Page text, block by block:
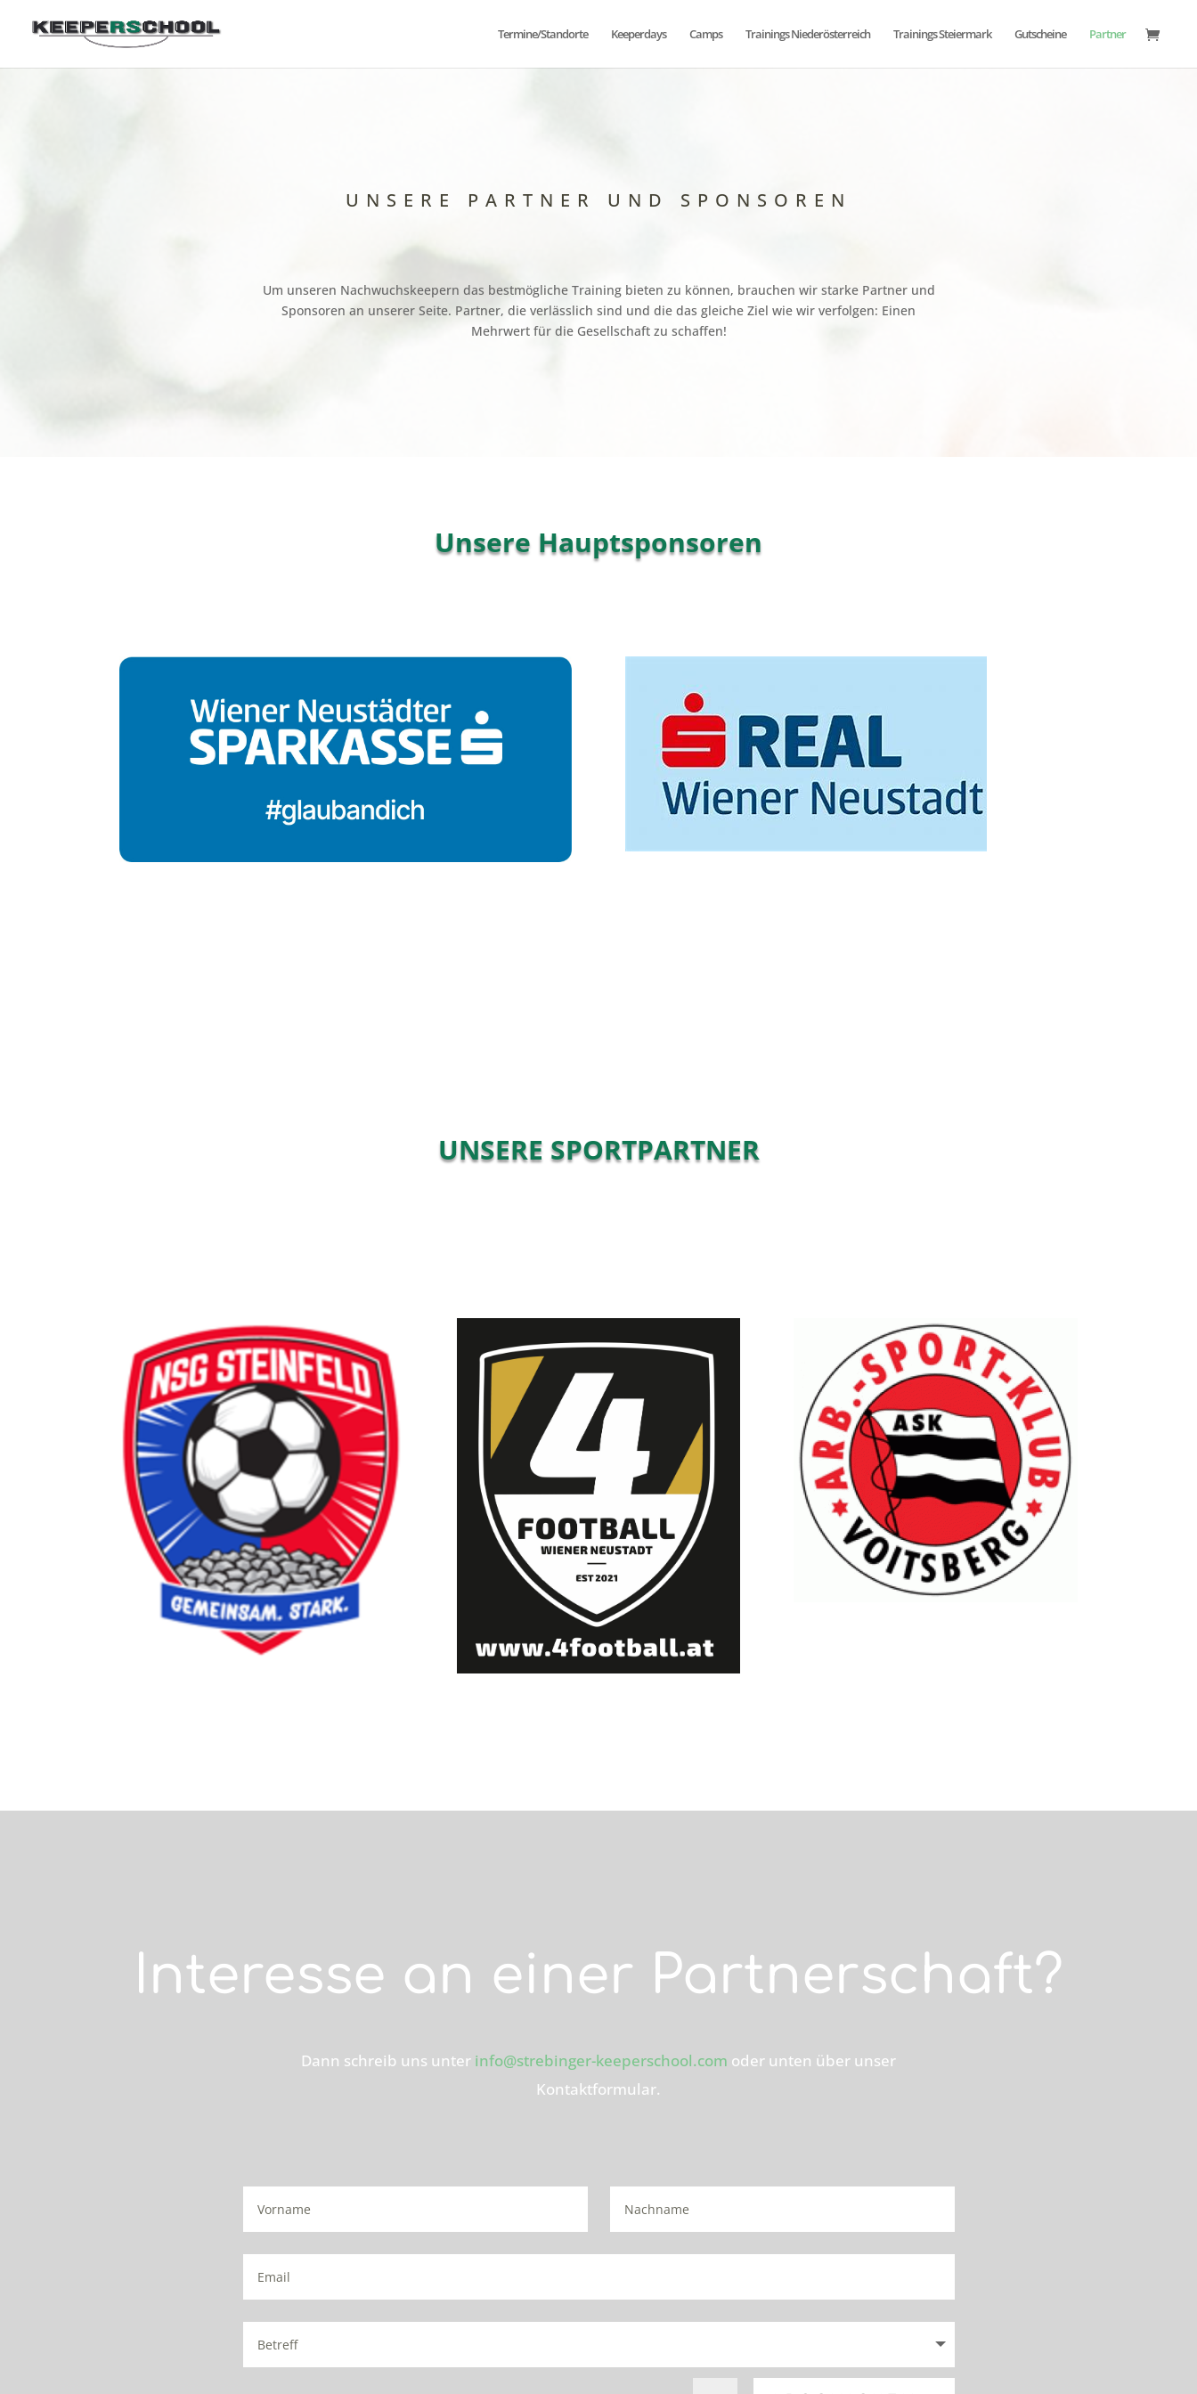
Termine/Standorte Keeperdays Camps Trainings Niederösterreich Trainings Steiermark Gutscheine Partner
UNSERE PARTNER UND SPONSOREN
Um unseren Nachwuchskeepern das bestmögliche Training bieten zu können, brauchen wir starke Partner und
Sponsoren an unserer Seite. Partner, die verlässlich sind und die das gleiche Ziel wie wir verfolgen: Einen
Mehrwert für die Gesellschaft zu schaffen!
Unsere Hauptsponsoren
UNSERE SPORTPARTNER
Interesse an einer Partnerschaft?
Dann schreib uns unter info@strebinger-keeperschool.com oder unten über unser
Kontaktformular.